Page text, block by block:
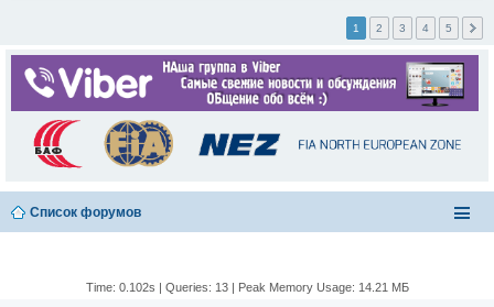
1 2 3 4 5
Список форумов
Time: 0.102s Queries: 13| Peak Memory Usage: 14.21 МБ